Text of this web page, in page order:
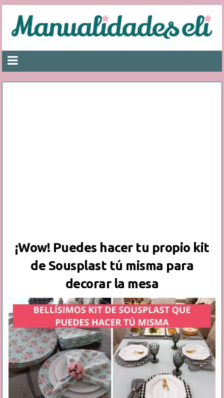
¡Wow! Puedes hacer tu propio kit
de Sousplast tú misma para
decorar la mesa